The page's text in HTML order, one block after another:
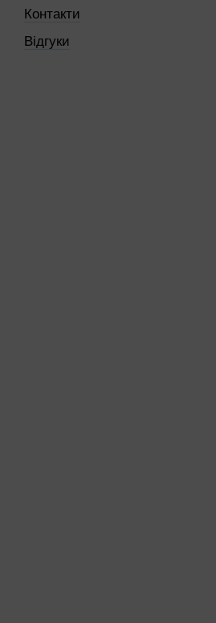
Контакти
Відгуки